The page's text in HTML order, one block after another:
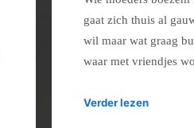
gaat zich thuis al
wil maar wat graag
waar met vriendjes
Verder lezen